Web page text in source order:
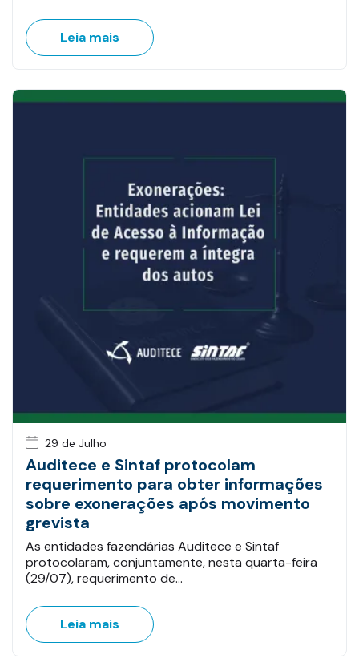
Leia mais
29 de Julho
Auditece e Sintaf protocolam
requerimento para obter informações
sobre exonerações após movimento
grevista
As entidades fazendárias Auditece e Sintaf
protocolaram, conjuntamente, nesta quarta-feira
(29/07), requerimento de…
Leia mais